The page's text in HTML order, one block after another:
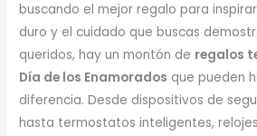
buscando el mejor regalo para
duro y el cuidado que buscas
queridos, hay un montón de regalos
Día de los Enamorados que pueden
diferencia. Desde dispositivos de
hasta termostatos inteligentes,